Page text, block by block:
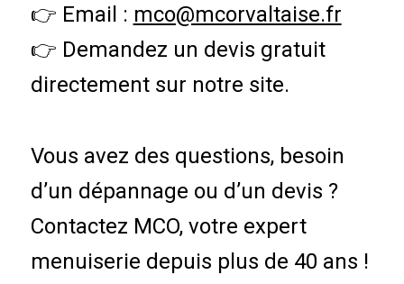
👉 Email : mco@mcorvaltaise.fr
👉 Demandez un devis gratuit
directement sur notre site.
Vous avez des questions, besoin
d’un dépannage ou d’un devis ?
Contactez MCO, votre expert
menuiserie depuis plus de 40 ans !